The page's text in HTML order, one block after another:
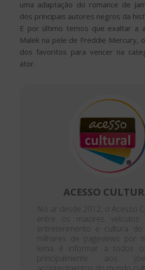
uma adaptação do romance de
dos principais autores negros da
E por último temos que exaltar a
Malek na pele de Freddie Mercury,
dos favoritos para vencer na
ator.
ACESSO
No ar desde 2012, o Acesso
entre os maiores veículos
entretenimento e cultura do
milhares de pageviews por
lema é informar a todos
principalmente aos